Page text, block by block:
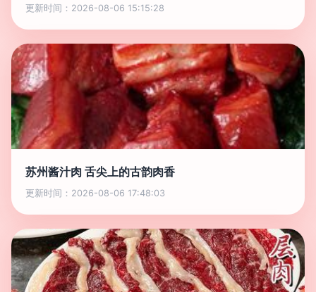
更新时间：2026-08-06 15:15:28
苏州酱汁肉 舌尖上的古韵肉香
更新时间：2026-08-06 17:48:03